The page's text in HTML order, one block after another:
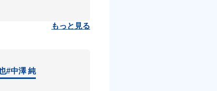
もっと見る
#中澤 純